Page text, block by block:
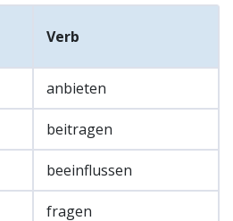
Verb
anbieten
beitragen
beeinflussen
fragen